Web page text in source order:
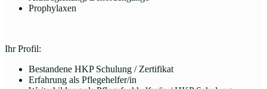
Prophylaxen
Ihr Profil:
Bestandene HKP Schulung / Zertifikat
Erfahrung als Pflegehelfer/in